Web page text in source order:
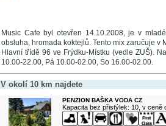
Music Cafe byl otevřen 14.10.2008, je v
obsluha, hromada koktejlů. Tento mix zaručuje v
Hlavní třídě 96 ve Frýdku-Místku (vedle ZUŠ).
10.00-22.00, Pá 10.00-02.00, So 16.00-02.00.
V okolí 10 km najdete
PENZION BAŠKA VODA CZ
Kapacita bez přistýlek: 10, v ceně